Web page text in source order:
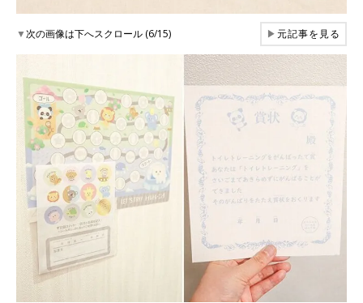
▼次の画像は下へスクロール (6/15) ▶元記事を見る